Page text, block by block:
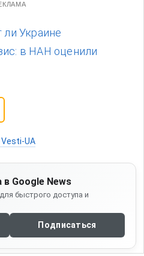
ли Украине
в НАН оценили
UA
Google News
быстрого доступа и
Подписаться